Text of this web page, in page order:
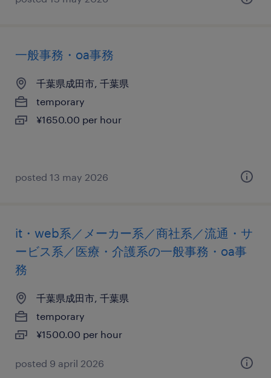
一般事務・oa事務
千葉県成田市, 千葉県
temporary
¥1650.00 per hour
posted 13 may 2026
it・web系／メーカー系／商社系／流通・サ
ービス系／医療・介護系の一般事務・oa事
務
千葉県成田市, 千葉県
temporary
¥1500.00 per hour
posted 9 april 2026